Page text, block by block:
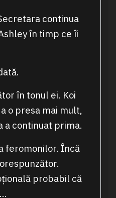
continua
în timp ce îi
în tonul ei. Koi
o presa mai mult,
a continuat prima.
feromonilor. Încă
probabil că